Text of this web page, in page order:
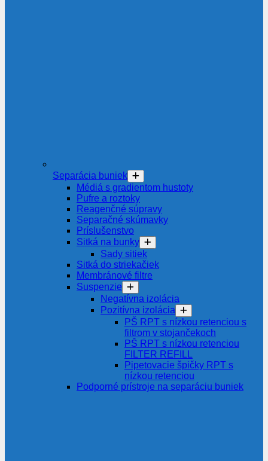
Separácia buniek
Médiá s gradientom hustoty
Pufre a roztoky
Reagenčné súpravy
Separačné skúmavky
Príslušenstvo
Sitká na bunky
Sady sitiek
Sitká do striekačiek
Membránové filtre
Suspenzie
Negatívna izolácia
Pozitívna izolácia
PŠ RPT s nízkou retenciou s
filtrom v stojančekoch
PŠ RPT s nízkou retenciou
FILTER REFILL
Pipetovacie špičky RPT s
nízkou retenciou
Podporné prístroje na separáciu buniek